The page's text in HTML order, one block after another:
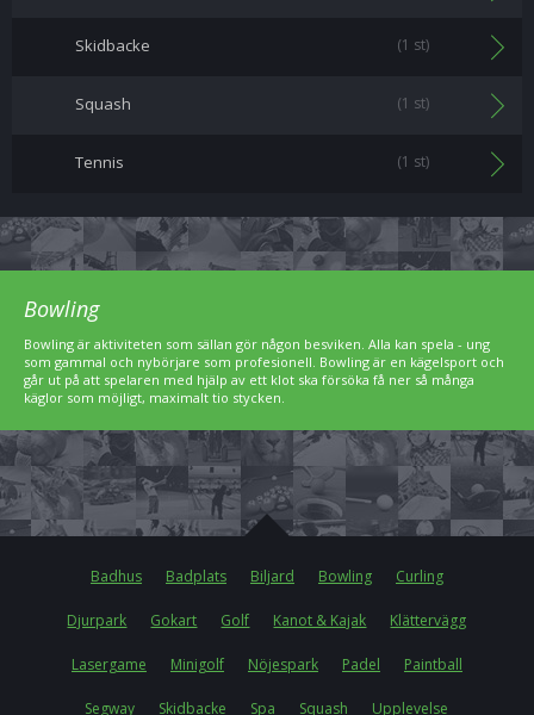
Skidbacke (1 st)
Squash (1 st)
Tennis (1 st)
Bowling
Bowling är aktiviteten som sällan gör någon besviken. Alla kan spela - ung
som gammal och nybörjare som profesionell. Bowling är en kägelsport och
går ut på att spelaren med hjälp av ett klot ska försöka få ner så många
käglor som möjligt, maximalt tio stycken.
Badhus Badplats Biljard Bowling Curling
Djurpark Gokart Golf Kanot & Kajak Klättervägg
Lasergame Minigolf Nöjespark Padel Paintball
Segway Skidbacke Spa Squash Upplevelse